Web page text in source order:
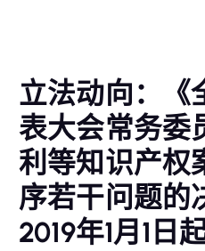
立法动向：《
表大会常务委
利等知识产权
序若干问题的
2019年1月1日